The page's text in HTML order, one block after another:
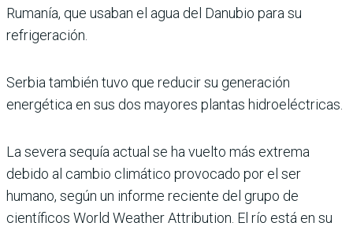
Rumanía, que usaban el agua del Danubio para su
refrigeración.
Serbia también tuvo que reducir su generación
energética en sus dos mayores plantas hidroeléctricas.
La severa sequía actual se ha vuelto más extrema
debido al cambio climático provocado por el ser
humano, según un informe reciente del grupo de
científicos World Weather Attribution. El río está en su